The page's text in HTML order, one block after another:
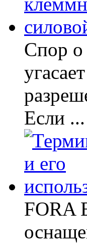
Спор о
Если ...
FORA